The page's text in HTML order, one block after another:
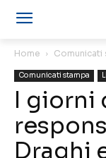
Home Comunicati
Comunicati stampa
I giorni
Draghi